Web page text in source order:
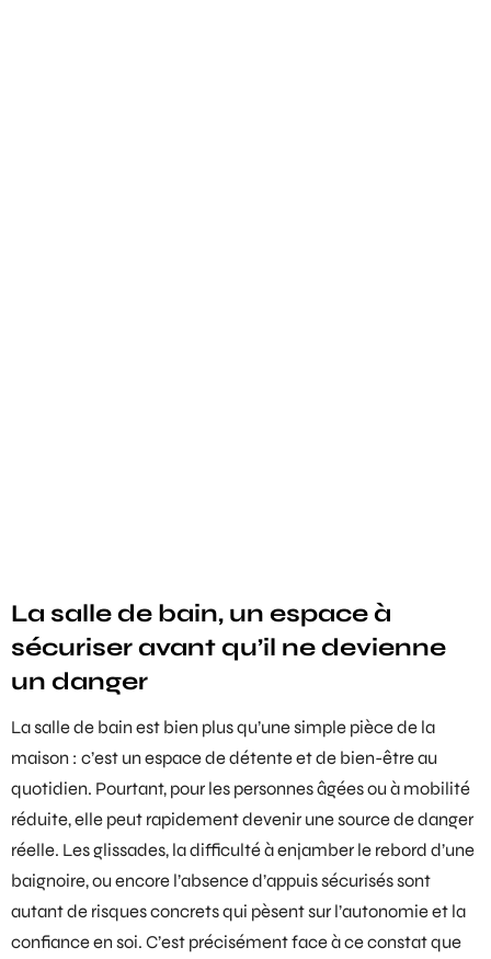
La salle de bain, un espace à
sécuriser avant qu’il ne devienne
un danger
La salle de bain est bien plus qu’une simple pièce de la
maison : c’est un espace de détente et de bien-être au
quotidien. Pourtant, pour les personnes âgées ou à mobilité
réduite, elle peut rapidement devenir une source de danger
réelle. Les glissades, la difficulté à enjamber le rebord d’une
baignoire, ou encore l’absence d’appuis sécurisés sont
autant de risques concrets qui pèsent sur l’autonomie et la
confiance en soi. C’est précisément face à ce constat que